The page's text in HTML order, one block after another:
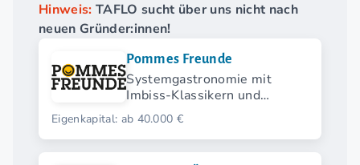
Hinweis: TAFLO sucht über uns nicht nach
neuen Gründer:innen!
Pommes Freunde
Systemgastronomie mit
Imbiss-Klassikern und
modernen Streetfood-
Highlights.
Eigenkapital: ab 40.000 €